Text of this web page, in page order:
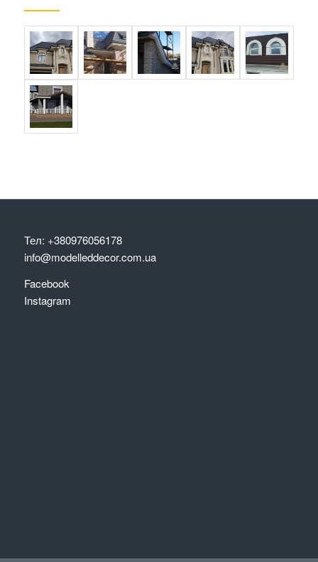
Тел: +380976056178
info@modelleddecor.com.ua
Facebook
Instagram